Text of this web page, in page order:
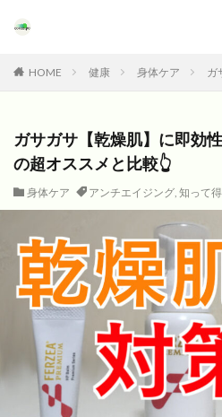
HOME 健康 身体ケア ガ
ガサガサ【乾燥肌】に即効
の超オススメと比較👆
身体ケア アンチエイジング, 知って